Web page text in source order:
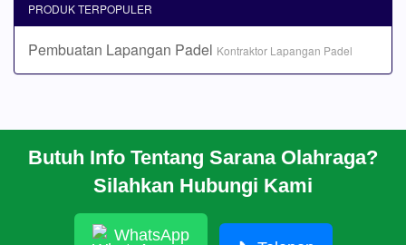
Butuh Info Tentang Sarana Olahraga?
Silahkan Hubungi Kami
WhatsApp
PRODUK TERPOPULER
Pembuatan Lapangan Padel Kontraktor Lapangan Padel
CARA PESAN